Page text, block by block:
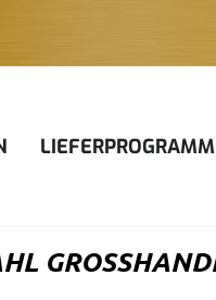
LIEFERPROGRAMM